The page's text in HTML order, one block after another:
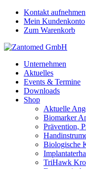
Kontakt aufnehmen
Mein Kundenkonto
Zum Warenkorb
Unternehmen
Aktuelles
Events & Termine
Downloads
Shop
Aktuelle
Biomarker
Prävention,
Biologische
TriHawk